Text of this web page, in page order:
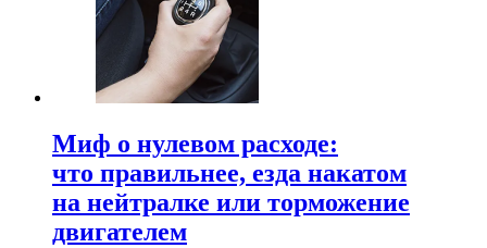
Миф о нулевом расходе:
что правильнее, езда накатом
на нейтралке или торможение
двигателем